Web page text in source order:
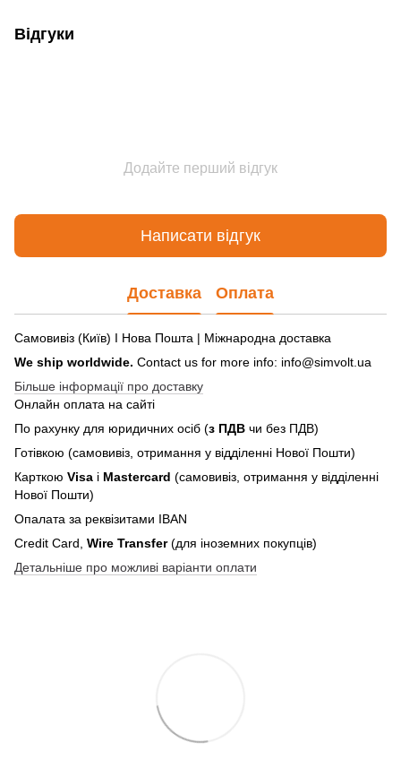
Відгуки
Додайте перший відгук
Написати відгук
Доставка Оплата
Самовивіз (Київ) І Нова Пошта | Міжнародна доставка
We ship worldwide. Contact us for more info: info@simvolt.ua
Більше інформації про доставку
Онлайн оплата на сайті
По рахунку для юридичних осіб (з ПДВ чи без ПДВ)
Готівкою (самовивіз, отримання у відділенні Нової Пошти)
Карткою Visa і Mastercard (самовивіз, отримання у відділенні
Нової Пошти)
Опалата за реквізитами IBAN
Credit Card, Wire Transfer(для іноземних покупців)
Детальніше про можливі варіанти оплати